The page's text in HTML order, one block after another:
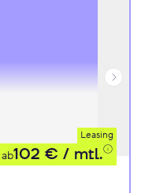
Leasing
ab102 € / mtl.